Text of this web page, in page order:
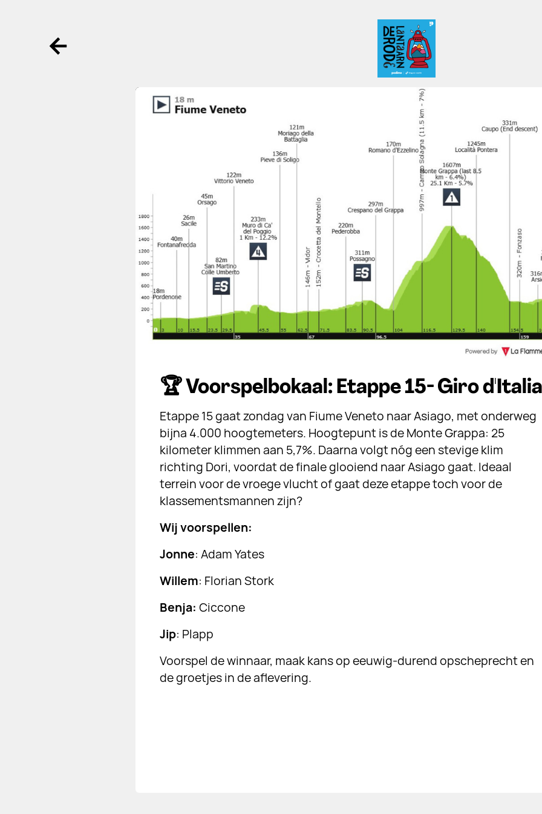
Ga terug
De Rode Lantaarn
🏆 Voorspelbokaal: Etappe 15- Giro
Etappe 15 gaat zondag van Fiume Veneto naar Asiago, met onderweg
bijna 4.000 hoogtemeters. Hoogtepunt is de Monte Grappa: 25
kilometer klimmen aan 5,7%. Daarna volgt nóg een stevige klim
richting Dori, voordat de finale glooiend naar Asiago gaat. Ideaal
terrein voor de vroege vlucht of gaat deze etappe toch voor de
klassementsmannen zijn?
Wij voorspellen:
Jonne: Adam Yates
Willem: Florian Stork
Benja: Ciccone
Jip: Plapp
Voorspel de winnaar, maak kans op eeuwig-durend opscheprecht en
de groetjes in de aflevering.